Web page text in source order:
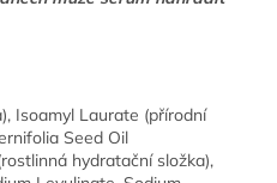
Isoamyl Laurate (přírodní
Seed Oil
hydratační složka),